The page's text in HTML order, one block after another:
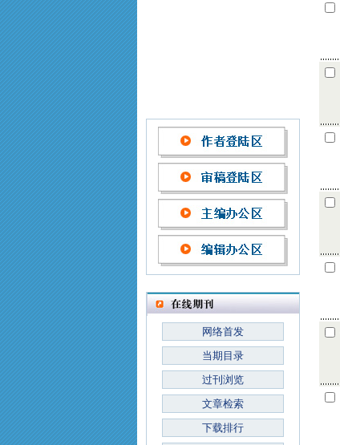
网络首发
当期目录
过刊浏览
文章检索
下载排行